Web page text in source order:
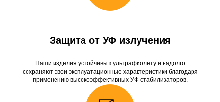
Защита от УФ излучения
Наши изделия устойчивы к ультрафиолету и надолго
сохраняют свои эксплуатационные характеристики благодаря
применению высокоэффективных УФ-стабилизаторов.